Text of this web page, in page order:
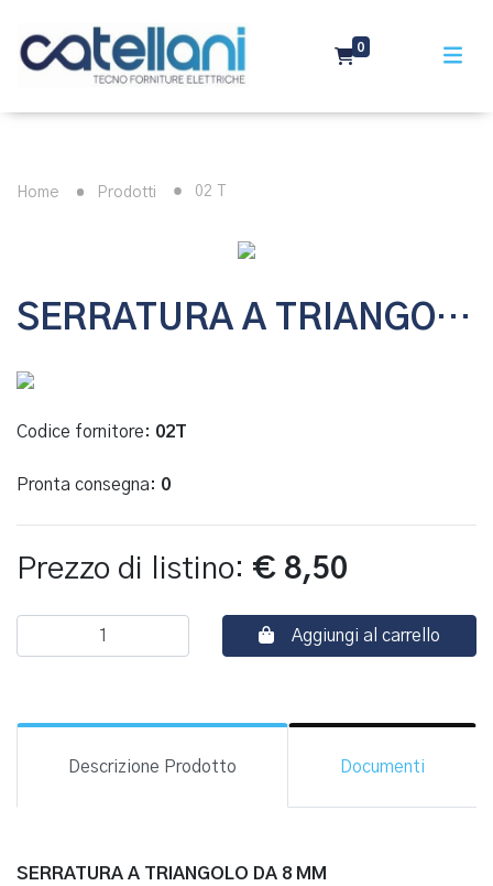
0
Home Prodotti 02 T
SERRATURA A TRIANGOLO DA 8 MM
Codice fornitore: 02T
Pronta consegna: 0
Prezzo di listino: € 8,50
Aggiungi al carrello
Descrizione Prodotto Documenti
SERRATURA A TRIANGOLO DA 8 MM